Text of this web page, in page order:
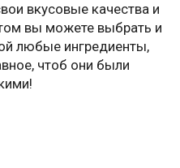
вкусовые качества и
вы можете выбрать и
любые ингредиенты,
чтоб они были